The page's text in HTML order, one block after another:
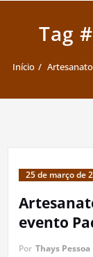
Tag
Início
25 de março de
evento
Por Thays Pessoa